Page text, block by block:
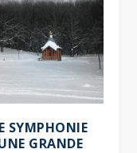
SYMPHONIE
GRANDE